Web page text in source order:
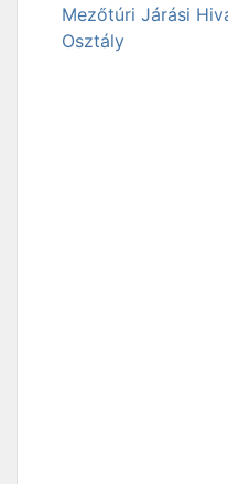
Mezőtúri Járási
Osztály